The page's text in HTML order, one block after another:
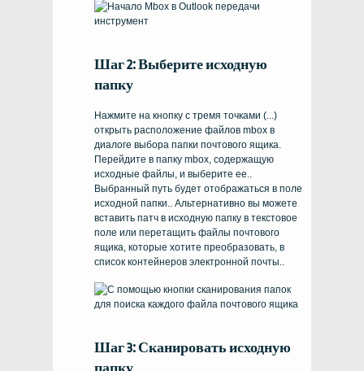
Шаг 2: Выберите исходную
папку
Нажмите на кнопку с тремя точками (...)
открыть расположение файлов mbox в
диалоге выбора папки почтового ящика.
Перейдите в папку mbox, содержащую
исходные файлы, и выберите ее..
Выбранный путь будет отображаться в поле
исходной папки.. Альтернативно вы можете
вставить патч в исходную папку в текстовое
поле или перетащить файлы почтового
ящика, которые хотите преобразовать, в
список контейнеров электронной почты..
Шаг 3: Сканировать исходную